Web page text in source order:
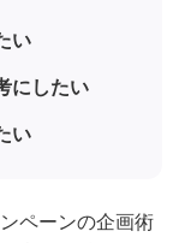
い
にしたい
い
ペーンの企画術